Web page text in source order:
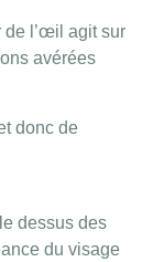
de l’œil agit sur
avérées
donc de
dessus des
du visage